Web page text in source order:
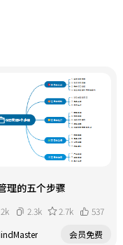
理的五个步骤
2.3k 2.7k
537
会员免费